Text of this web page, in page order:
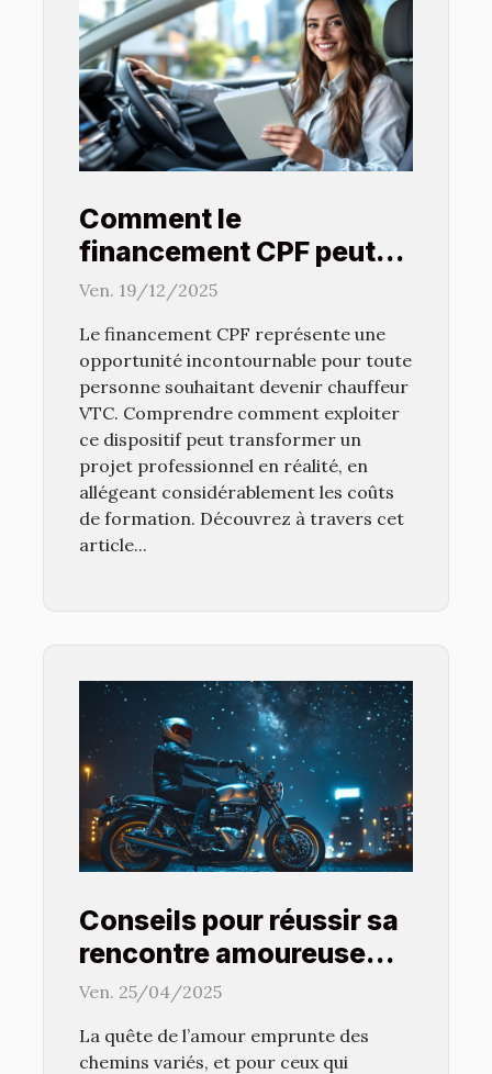
Comment le
financement CPF peut
faciliter votre formation
de chauffeur VTC ?
Ven. 19/12/2025
Le financement CPF représente une
opportunité incontournable pour toute
personne souhaitant devenir chauffeur
VTC. Comprendre comment exploiter
ce dispositif peut transformer un
projet professionnel en réalité, en
allégeant considérablement les coûts
de formation. Découvrez à travers cet
article...
Conseils pour réussir sa
rencontre amoureuse
sur un site pour motards
Ven. 25/04/2025
La quête de l’amour emprunte des
chemins variés, et pour ceux qui